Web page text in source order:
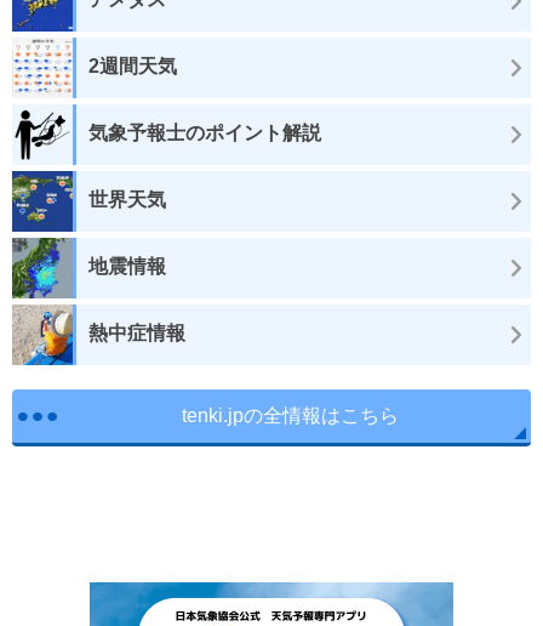
2週間天気
気象予報士のポイント解説
世界天気
地震情報
熱中症情報
tenki.jpの全情報はこちら